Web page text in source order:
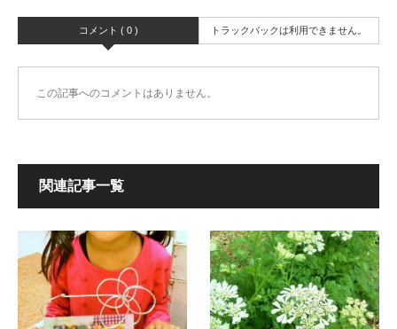
コメント ( 0 ) トラックバックは利用できません。
この記事へのコメントはありません。
関連記事一覧